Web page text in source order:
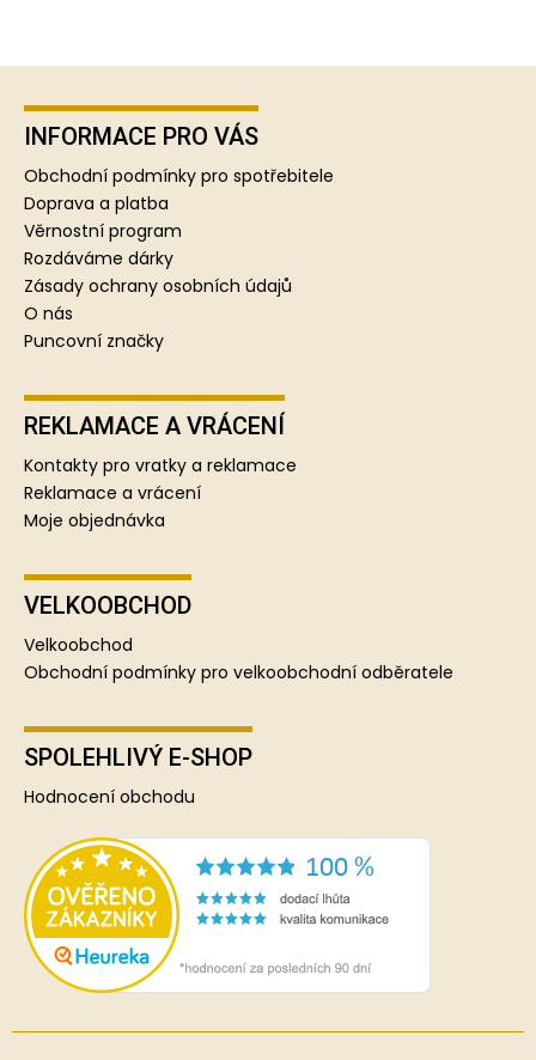
INFORMACE PRO VÁS
Obchodní podmínky pro spotřebitele
Doprava a platba
Věrnostní program
Rozdáváme dárky
Zásady ochrany osobních údajů
O nás
Puncovní značky
REKLAMACE A VRÁCENÍ
Kontakty pro vratky a reklamace
Reklamace a vrácení
Moje objednávka
VELKOOBCHOD
Velkoobchod
Obchodní podmínky pro velkoobchodní odběratele
SPOLEHLIVÝ E-SHOP
Hodnocení obchodu